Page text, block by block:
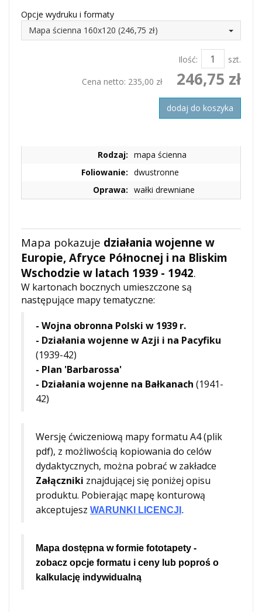
Opcje wydruku i formaty
Mapa ścienna 160x120 (246,75 zł)
Ilość:
szt.
Cena netto: 235,00 zł 246,75 zł
dodaj do koszyka
Rodzaj: mapa ścienna
Foliowanie: dwustronne
Oprawa: wałki drewniane
Mapa pokazuje działania wojenne w
Europie, Afryce Północnej i na Bliskim
Wschodzie w latach 1939 - 1942.
W kartonach bocznych umieszczone są
następujące mapy tematyczne:
- Wojna obronna Polski w 1939 r.
- Działania wojenne w Azji i na Pacyfiku
(1939-42)
- Plan 'Barbarossa'
- Działania wojenne na Bałkanach (1941-
42)
Wersję ćwiczeniową mapy formatu A4 (plik
pdf), z możliwością kopiowania do celów
dydaktycznych, można pobrać w zakładce
Załączniki znajdującej się poniżej opisu
produktu. Pobierając mapę konturową
akceptujesz WARUNKI LICENCJI .
Mapa dostępna w formie fototapety -
zobacz opcje formatu i ceny lub poproś o
kalkulację indywidualną